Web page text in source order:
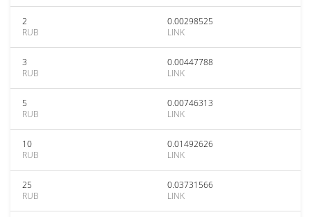
2
RUB
0.00298525
LINK
3
RUB
0.00447788
LINK
5
RUB
0.00746313
LINK
10
RUB
0.01492626
LINK
25
RUB
0.03731566
LINK